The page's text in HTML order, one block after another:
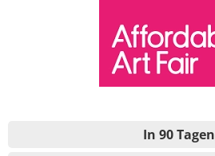
In 90 Tagen